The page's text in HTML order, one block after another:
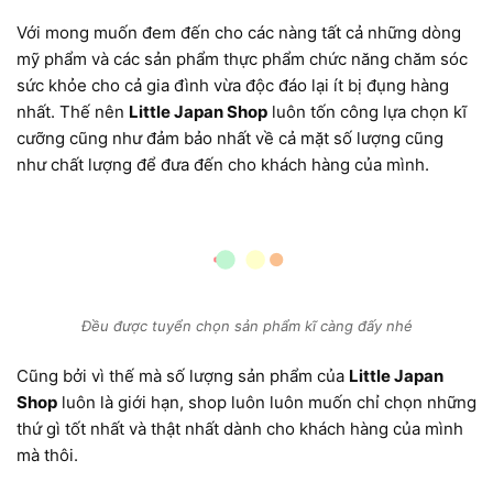
Với mong muốn đem đến cho các nàng tất cả những dòng
mỹ phẩm và các sản phẩm thực phẩm chức năng chăm sóc
sức khỏe cho cả gia đình vừa độc đáo lại ít bị đụng hàng
nhất. Thế nên Little Japan Shop luôn tốn công lựa chọn kĩ
cưỡng cũng như đảm bảo nhất về cả mặt số lượng cũng
như chất lượng để đưa đến cho khách hàng của mình.
Đều được tuyển chọn sản phẩm kĩ càng đấy nhé
Cũng bởi vì thế mà số lượng sản phẩm của Little Japan
Shop luôn là giới hạn, shop luôn luôn muốn chỉ chọn những
thứ gì tốt nhất và thật nhất dành cho khách hàng của mình
mà thôi.